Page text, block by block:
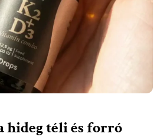
hideg téli és forró